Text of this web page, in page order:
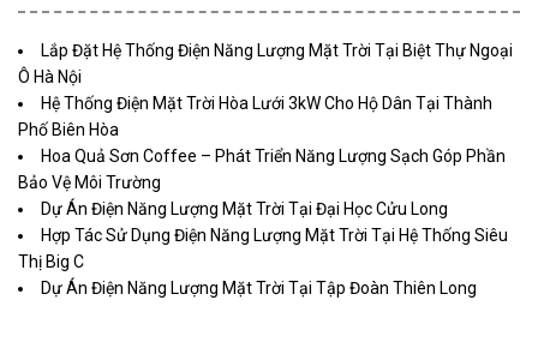
Lắp Đặt Hệ Thống Điện Năng Lượng Mặt Trời Tại Biệt Thự Ngoại
Ô Hà Nội
Hệ Thống Điện Mặt Trời Hòa Lưới 3kW Cho Hộ Dân Tại Thành
Phố Biên Hòa
Hoa Quả Sơn Coffee – Phát Triển Năng Lượng Sạch Góp Phần
Bảo Vệ Môi Trường
Dự Án Điện Năng Lượng Mặt Trời Tại Đại Học Cửu Long
Hợp Tác Sử Dụng Điện Năng Lượng Mặt Trời Tại Hệ Thống Siêu
Thị Big C
Dự Án Điện Năng Lượng Mặt Trời Tại Tập Đoàn Thiên Long